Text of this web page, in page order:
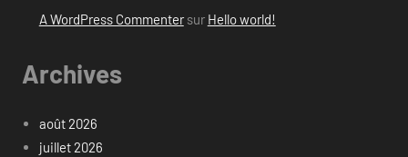
A WordPress Commentersur Hello world!
Archives
août 2026
juillet 2026